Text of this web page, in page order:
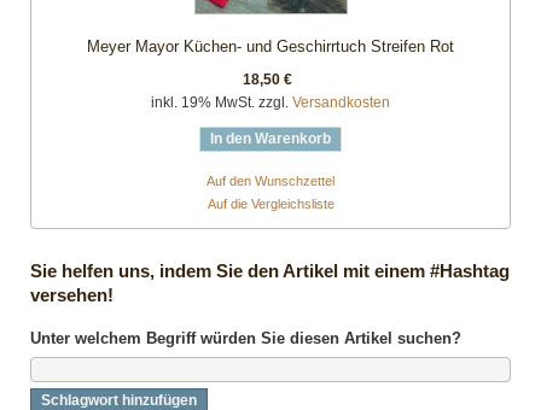
Meyer Mayor Küchen- und Geschirrtuch Streifen Rot
18,50 €
inkl. 19% MwSt. zzgl. Versandkosten
In den Warenkorb
Auf den Wunschzettel
Auf die Vergleichsliste
Sie helfen uns, indem Sie den Artikel mit einem #Hashtag
versehen!
Unter welchem Begriff würden Sie diesen Artikel suchen?
Schlagwort hinzufügen